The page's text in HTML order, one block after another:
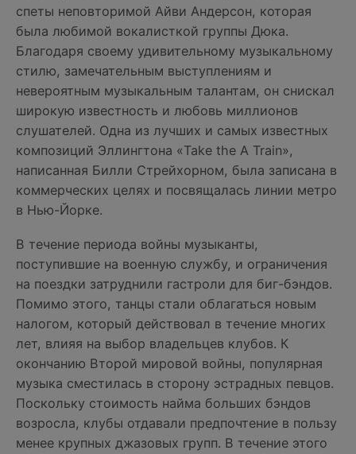
спеты неповторимой Айви Андерсон, которая
была любимой вокалисткой группы Дюка.
Благодаря своему удивительному музыкальному
стилю, замечательным выступлениям и
невероятным музыкальным талантам, он снискал
широкую известность и любовь миллионов
слушателей. Одна из лучших и самых известных
композиций Эллингтона «Take the A Train»,
написанная Билли Стрейхорном, была записана в
коммерческих целях и посвящалась линии метро
в Нью-Йорке.
В течение периода войны музыканты,
поступившие на военную службу, и ограничения
на поездки затруднили гастроли для биг-бэндов.
Помимо этого, танцы стали облагаться новым
налогом, который действовал в течение многих
лет, влияя на выбор владельцев клубов. К
окончанию Второй мировой войны, популярная
музыка сместилась в сторону эстрадных певцов.
Поскольку стоимость найма больших бэндов
возросла, клубы отдавали предпочтение в пользу
менее крупных джазовых групп. В течение этого